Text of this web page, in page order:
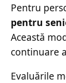
Pentru
pentru
Această
continuare
Evaluările